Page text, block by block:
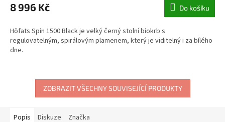
8 996 Kč Do košíku
Höfats Spin 1500 Black je velký černý stolní biokrb s
regulovatelným, spirálovým plamenem, který je viditelný i za bílého
dne.
ZOBRAZIT VŠECHNY SOUVISEJÍCÍ PRODUKTY
Popis Diskuze Značka